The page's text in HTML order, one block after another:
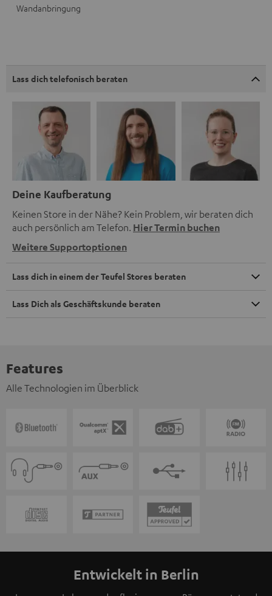
Wandanbringung
Lass dich telefonisch beraten
Deine Kaufberatung
Keinen Store in der Nähe? Kein Problem, wir beraten dich
auch persönlich am Telefon. Hier Termin buchen
Weitere Supportoptionen
Lass dich in einem der Teufel Stores beraten
Lass Dich als Geschäftskunde beraten
Features
Alle Technologien im Überblick
Entwickelt in Berlin